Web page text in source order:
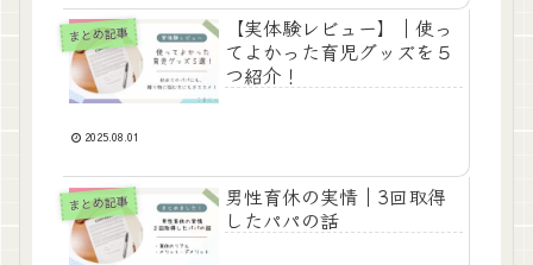
まとめ記事
【実体験レビュー】｜使っ
てよかった育児グッズを５
つ紹介！
2025.08.01
まとめ記事
男性育休の実情｜3回取得
したパパの話